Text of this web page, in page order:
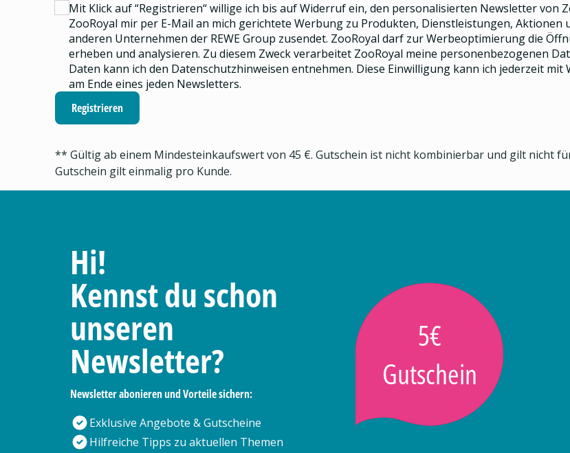
Mit Klick auf “Registrieren“ willige ich bis auf Widerruf ein, den personalisierten Newslettervon
ZooRoyal mir per E-Mail an mich gerichtete Werbung zu Produkten, Dienstleistungen,
anderen Unternehmen der REWE Group zusendet. ZooRoyal darf zur Werbeoptimierung die
erheben und analysieren. Zu diesem Zweck verarbeitet ZooRoyal meine personenbezogenen
Daten kann ich den Datenschutzhinweisen entnehmen. Diese Einwilligung kann ich jederzeit
am Ende eines jeden Newsletters.
Registrieren
** Gültig ab einem Mindesteinkaufswert von 45 €. Gutschein ist nicht kombinierbar und gilt nicht
Gutschein gilt einmalig pro Kunde.
Hi!
Kennst du schon
unseren
Newsletter?
Newsletter abonieren und Vorteile sichern:
Exklusive Angebote & Gutscheine
Hilfreiche Tipps zu aktuellen Themen
5€
Gutschein